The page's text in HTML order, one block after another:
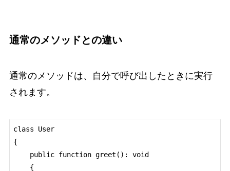
通常のメソッドとの違い
通常のメソッドは、自分で呼び出したときに実行
されます。
class User
{